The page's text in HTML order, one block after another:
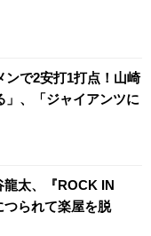
ンで2安打1打点！山崎
」、「ジャイアンツに
太、『ROCK IN
つられて楽屋を脱